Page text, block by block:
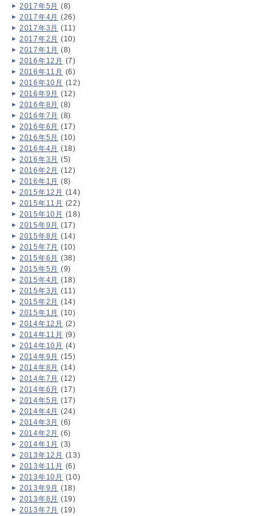
2017年5月 (8)
2017年4月 (26)
2017年3月 (11)
2017年2月 (10)
2017年1月 (8)
2016年12月 (7)
2016年11月 (6)
2016年10月 (12)
2016年9月 (12)
2016年8月 (8)
2016年7月 (8)
2016年6月 (17)
2016年5月 (10)
2016年4月 (18)
2016年3月 (5)
2016年2月 (12)
2016年1月 (8)
2015年12月 (14)
2015年11月 (22)
2015年10月 (18)
2015年9月 (17)
2015年8月 (14)
2015年7月 (10)
2015年6月 (38)
2015年5月 (9)
2015年4月 (18)
2015年3月 (11)
2015年2月 (14)
2015年1月 (10)
2014年12月 (2)
2014年11月 (9)
2014年10月 (4)
2014年9月 (15)
2014年8月 (14)
2014年7月 (12)
2014年6月 (17)
2014年5月 (17)
2014年4月 (24)
2014年3月 (6)
2014年2月 (6)
2014年1月 (3)
2013年12月 (13)
2013年11月 (6)
2013年10月 (10)
2013年9月 (18)
2013年8月 (19)
2013年7月 (19)